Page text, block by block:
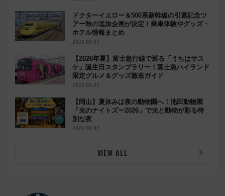
ドクターイエロー＆500系新幹線の引退記念ツ
アー秋の追加企画が決定！乗車体験やグッズ・
ホテル情報まとめ
2026.08.07
【2026年夏】富士急行線で巡る「うちはサス
ケ」誕生日スタンプラリー！富士急ハイランド
限定グルメ＆グッズ徹底ガイド
2026.08.07
【岡山】夏休みは夜の動物園へ！池田動物園
「光のナイトズー2026」で光と動物が彩る特
別な夜
2026.08.07
VIEW ALL